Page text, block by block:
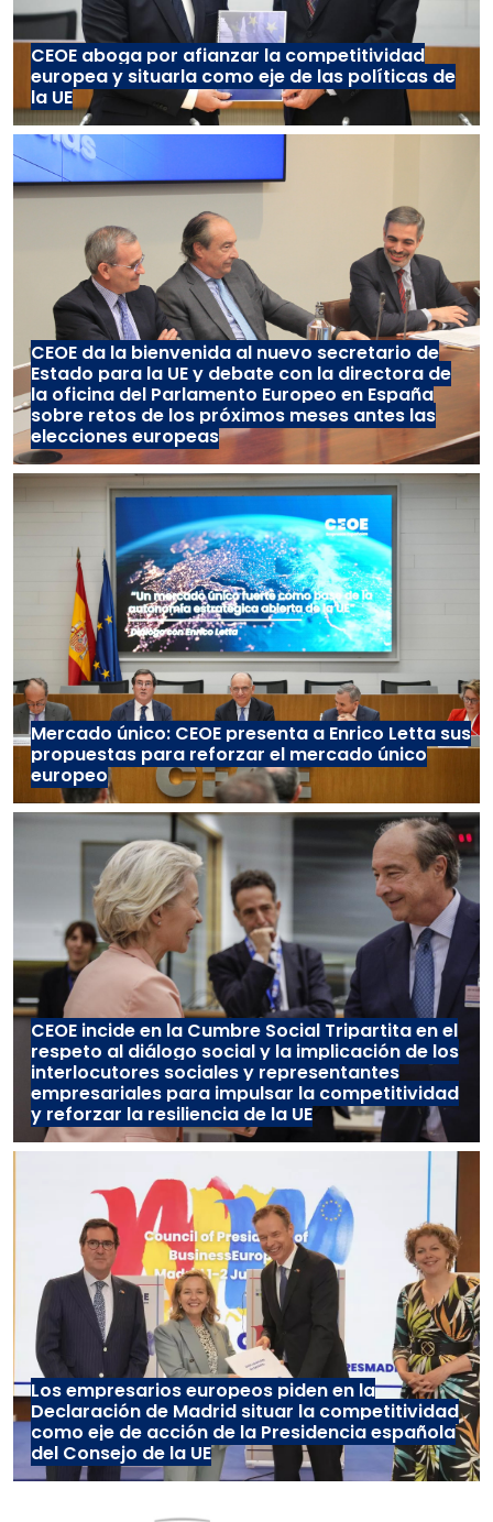
CEOE aboga por afianzar la competitividad
europea y situarla como eje de las políticas de
la UE
CEOE da la bienvenida al nuevo secretario de
Estado para la UE y debate con la directora de
la oficina del Parlamento Europeo en España
sobre retos de los próximos meses antes las
elecciones europeas
Mercado único: CEOE presenta a Enrico Letta sus
propuestas para reforzar el mercado único
europeo
CEOE incide en la Cumbre Social Tripartita en el
respeto al diálogo social y la implicación de los
interlocutores sociales y representantes
empresariales para impulsar la competitividad
y reforzar la resiliencia de la UE
Los empresarios europeos piden en la
Declaración de Madrid situar la competitividad
como eje de acción de la Presidencia española
del Consejo de la UE